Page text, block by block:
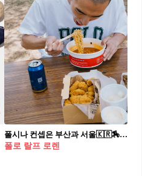
폴시나 컨셉은 부산과 서울🇰🇷🏇 폴로 랄프 로렌과 카시나의 협업 아이템 컬렉션이 공개되었습니다. 이번 컬렉션 'Busan to Seoul'은 부산에서 시작된 스트리트 패션 브랜드 카시나의 이미지를 강조하며 폴로 랄프 로렌과 한국적 요소를 반영한 새로운 시각을 제시하는데요. 'Busan to Seoul'은 오는 5월 16일부터 한국 한정으로 발매되며 카시나 온오프라인 스토어에서 만나볼 수 있습니다.🔥
폴로 랄프 로렌